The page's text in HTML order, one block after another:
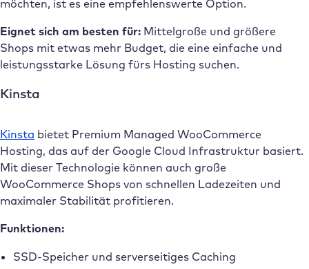
möchten, ist es eine empfehlenswerte Option.
Eignet sich am besten für: Mittelgroße und größere
Shops mit etwas mehr Budget, die eine einfache und
leistungsstarke Lösung fürs Hosting suchen.
Kinsta
Kinsta bietet Premium Managed WooCommerce
Hosting, das auf der Google Cloud Infrastruktur basiert.
Mit dieser Technologie können auch große
WooCommerce Shops von schnellen Ladezeiten und
maximaler Stabilität profitieren.
Funktionen:
SSD-Speicher und serverseitiges Caching